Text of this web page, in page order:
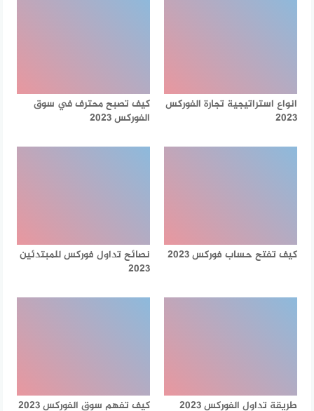
انواع استراتيجية تجارة الفوركس
2023
كيف تصبح محترف في سوق
الفوركس 2023
كيف تفتح حساب فوركس 2023
نصائح تداول فوركس للمبتدئين
2023
طريقة تداول الفوركس 2023 كيف تفهم سوق الفوركس 2023